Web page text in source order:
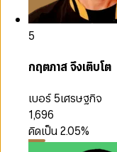
5
กฤตภาส จึงเติบโต
เบอร์ 5เศรษฐกิจ
1,696
คิดเป็น2.05%